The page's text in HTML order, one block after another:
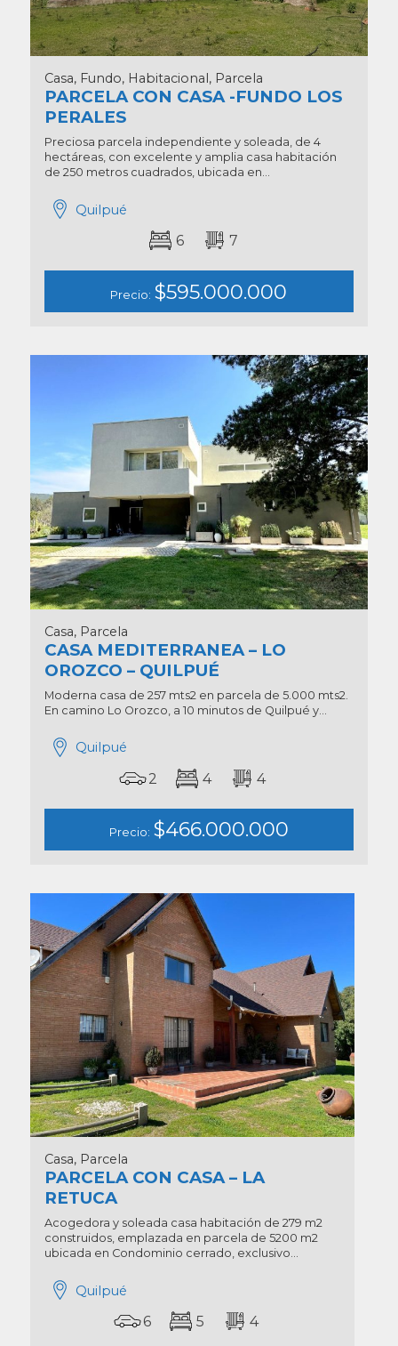
Casa, Fundo, Habitacional, Parcela
PARCELA CON CASA -FUNDO LOS
PERALES
Preciosa parcela independiente y soleada, de 4
hectáreas, con excelente y amplia casa habitación
de 250 metros cuadrados, ubicada en...
Quilpué
6 7
Precio: $595.000.000
Casa, Parcela
CASA MEDITERRANEA – LO
OROZCO – QUILPUÉ
Moderna casa de 257 mts2 en parcela de 5.000 mts2.
En camino Lo Orozco, a 10 minutos de Quilpué y...
Quilpué
2 4 4
Precio: $466.000.000
Casa, Parcela
PARCELA CON CASA – LA
RETUCA
Acogedora y soleada casa habitación de 279 m2
construidos, emplazada en parcela de 5200 m2
ubicada en Condominio cerrado, exclusivo...
Quilpué
6 5 4